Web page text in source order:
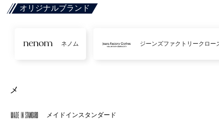
オリジナルブランド
ネノム ジーンズファクトリークロー
メ
メイドインスタンダード